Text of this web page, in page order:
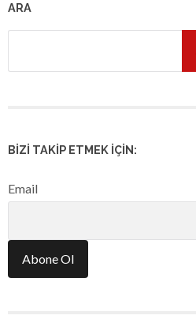
ARA
BIZI TAKIP ETMEK İÇIN:
Email